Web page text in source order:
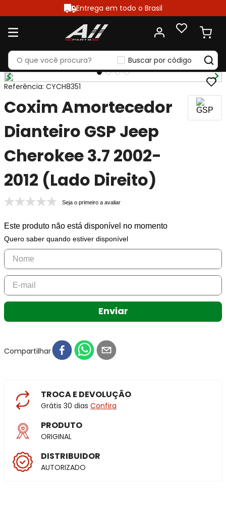
Entrega em todo o Brasil
Buscar por código
Referência: CYCH8351
Coxim Amortecedor
Dianteiro GSP Jeep
Cherokee 3.7 2002-
2012 (Lado Direito)
Seja o primeiro a avaliar
Este produto não está disponível no momento
Quero saber quando estiver disponível
Enviar
Compartilhar
TROCA E DEVOLUÇÃO
Grátis 30 dias Confira
PRODUTO
ORIGINAL
DISTRIBUIDOR
AUTORIZADO